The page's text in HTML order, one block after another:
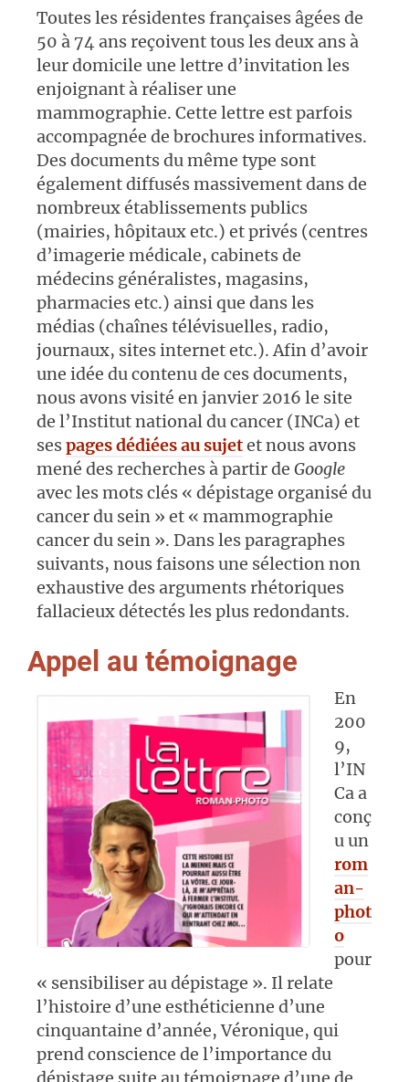
Toutes les résidentes françaises âgées de
50 à 74 ans reçoivent tous les deux ans à
leur domicile une lettre d’invitation les
enjoignant à réaliser une
mammographie. Cette lettre est parfois
accompagnée de brochures informatives.
Des documents du même type sont
également diffusés massivement dans de
nombreux établissements publics
(mairies, hôpitaux etc.) et privés (centres
d’imagerie médicale, cabinets de
médecins généralistes, magasins,
pharmacies etc.) ainsi que dans les
médias (chaînes télévisuelles, radio,
journaux, sites internet etc.). Afin d’avoir
une idée du contenu de ces documents,
nous avons visité en janvier 2016 le site
de l’Institut national du cancer (INCa) et
sespages dédiées au sujetet nous avons
mené des recherches à partir de Google
avec les mots clés « dépistage organisé du
cancer du sein » et « mammographie
cancer du sein ». Dans les paragraphes
suivants, nous faisons une sélection non
exhaustive des arguments rhétoriques
fallacieux détectés les plus redondants.
Appel au témoignage
En
200
9,
l’IN
Ca a
conç
u un
rom
an-
phot
o
pour
« sensibiliser au dépistage ». Il relate
l’histoire d’une esthéticienne d’une
cinquantaine d’année, Véronique, qui
prend conscience de l’importance du